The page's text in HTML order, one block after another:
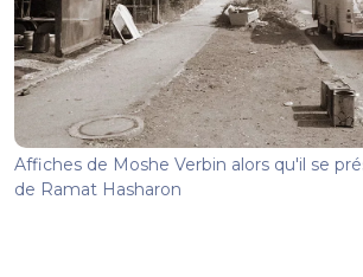
Affiches de Moshe Verbin alors qu'il se
de Ramat Hasharon